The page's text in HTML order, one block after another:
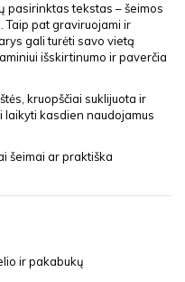
pasirinktas tekstas – šeimos
Taip pat graviruojami ir
gali turėti savo vietą
išskirtinumo ir paverčia
kruopščiai suklijuota ir
laikyti kasdien naudojamus
šeimai ar praktiška
ir pakabukų